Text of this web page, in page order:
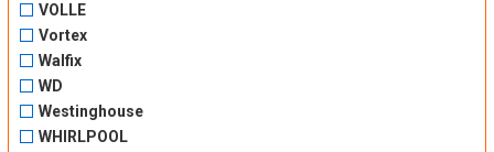
VOLLE
Vortex
Walfix
WD
Westinghouse
WHIRLPOOL